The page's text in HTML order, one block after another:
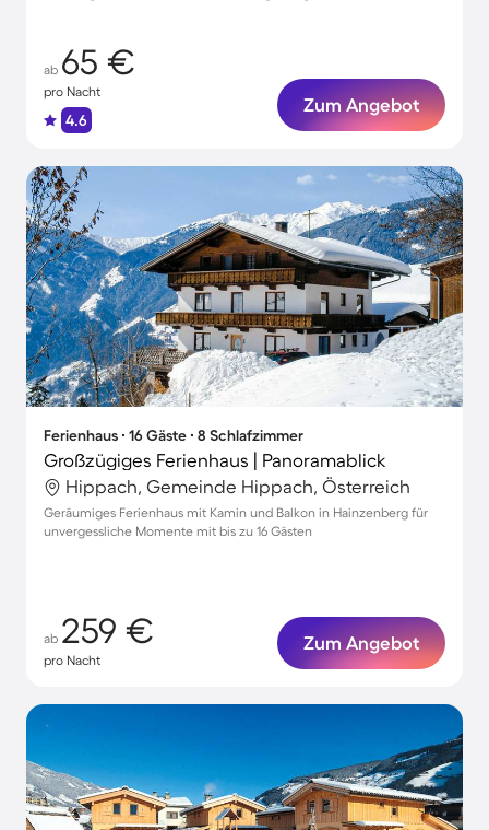
ab 65 €
pro Nacht
4.6
Zum Angebot
Ferienhaus ∙ 16 Gäste ∙ 8 Schlafzimmer
Großzügiges Ferienhaus | Panoramablick
Hippach, Gemeinde Hippach, Österreich
Geräumiges Ferienhaus mit Kamin und Balkon in Hainzenberg für
unvergessliche Momente mit bis zu 16 Gästen
ab 259 €
pro Nacht
Zum Angebot